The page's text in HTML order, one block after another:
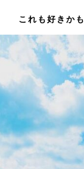
これも好きかも